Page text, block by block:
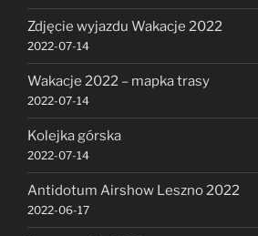
Zdjęcie wyjazdu Wakacje 2022
2022-07-14
Wakacje 2022 – mapka trasy
2022-07-14
Kolejka górska
2022-07-14
Antidotum Airshow Leszno 2022
2022-06-17